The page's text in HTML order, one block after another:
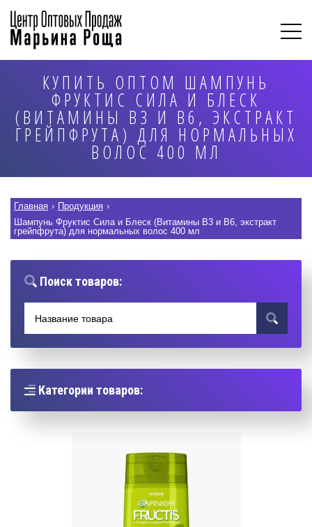
КУПИТЬ ОПТОМ ШАМПУНЬ
ФРУКТИС СИЛА И БЛЕСК
(ВИТАМИНЫ B3 И B6, ЭКСТРАКТ
ГРЕЙПФРУТА) ДЛЯ НОРМАЛЬНЫХ
ВОЛОС 400 МЛ
Главная › Продукция ›
Шампунь Фруктис Сила и Блеск (Витамины B3 и B6, экстракт
грейпфрута) для нормальных волос 400 мл
Поиск товаров:
Категории товаров: